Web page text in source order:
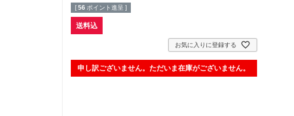
[ 56 ポイント進呈 ]
送料込
お気に入りに登録する
申し訳ございません。ただいま在庫がございません。